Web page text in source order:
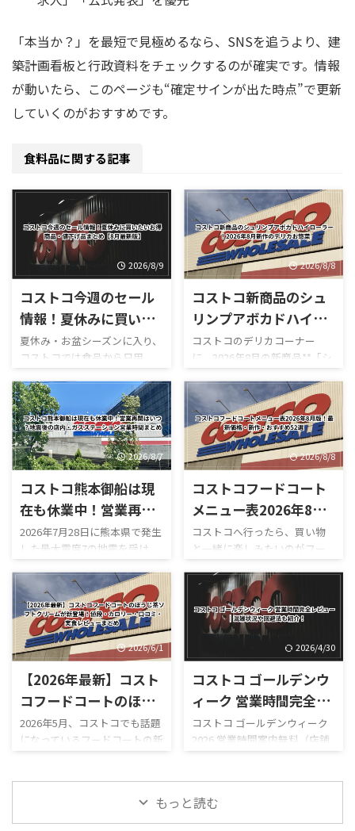
「本当か？」を最短で見極めるなら、SNSを追うより、建
築計画看板と行政資料をチェックするのが確実です。情報
が動いたら、このページも“確定サインが出た時点”で更新
していくのがおすすめです。
食料品に関する記事
2026/8/9
コストコ今週のセール
情報！夏休みに買いた
いお得商品・値下げ品
まとめ【8月最新版】
夏休み・お盆シーズンに入り、
コストコでは食品から日用
品、家電までさまざまな商品
がセール価格になっています。
Yahoo!ニュースでは、コストコ
へ頻繁に通う人などが**「今週
のお得を選抜！嬉しいセール
情報」**として最新の割引商品
を紹介しています。SNSでも
「夏休み中にうれしい割引」
として紹介され、注目を集め
式サイトにも**「HOT
BUYS（お買得商品）」**とい
うセールページが用意されて
おり、現在値下げされている食
品・日用品・家電などを確認
できます。 「今週コストコで
何が安い ...
2026/8/8
コストコ新商品のシュ
リンプアボカドハイロ
ーラー！2026年8月新
作のデリカお惣菜
コストコのデリカコーナー
に、2026年8月の新商品**「シ
ュリンプアボカドハイローラ
ー」**が登場しました。 コス
トコのハイローラーといえ
ば、ベーコン・レタス・トマ
トを使った定番の「ハイロー
ラー（B.L.T）」を思い浮かべ
る人が多いですが、今回の新
作はかなり豪華。 最大の特徴
は、名前の通りプリプリの海
いることです。 実際にカット
された断面を見ると、大きな海
老が何個も入っているものもあ
り、「海老が少し入っているハ
イローラー」というより、しっ
かり海老が主役になっていま
す。 さらに、 ...
2026/8/7
コストコ熊本御船は現
在も休業中！営業再開
はいつ？地震後の店
内・ガスステーション
営業時間まとめ
2026年7月28日に熊本県で発生
した最大震度7の地震を受け、
コストコ熊本御船倉庫店は現
在も臨時休業しています。
「今日コストコ熊本はやって
る？」 「営業再開はいつ？」
「店内はどうなっている？」
「ガソリンだけ入れられ
る？」 「フードコートは使え
る？」 と気になっている人も
多いのではないでしょうか。
点では熊本御船倉庫店の売り
場は営業再開しておらず、再開
ん。 一方で、併設するガスス
テーションは7月29日から営業
2026/8/8
コストコフードコート
メニュー表2026年8月
版！最新価格・新作・
おすすめ52選
コストコへ行ったら、買い物
と一緒に楽しみたいのがフー
ドコートです。 180円のホット
ドッグをはじめ、巨大なピザ
やプルコギベイク、ソフトクリ
ーム、季節限定スムージーな
ど、コストコならではのボリュ
ーム満点メニューが並んでいま
す。 しかも2026年は新作がか
なり豊富。 現在は、 サーモン
ポキロール ボロネーゼポテト
セージカルッツォーネ クロワ
ッサンハム＆チーズ ほうじ茶
メロンスムージー など、以前
にはなかったメニューも登場
2026/6/1
【2026年最新】コスト
コフードコートのほう
じ茶ソフトクリームが
新登場！値段・カロリ
ューまとめ
2026年5月、コストコでも話題
になっているフードコートの新
作スイーツ「ほうじ茶ソフト
和スイーツで、販売開始直後か
らSNSでも話題になっていま
2026/4/30
コストコ ゴールデンウ
ィーク 営業時間完全レ
ビュー｜混雑状況や回
避法も紹介！
コストコ ゴールデンウィーク
2026 営業時間案内無料（店舗
利用時）／デリバリーは別途
のコストコ営業時間と混雑状
況について詳しくはこちら GW
もっと読む